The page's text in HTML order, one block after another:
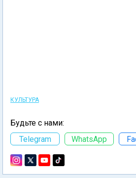
КУЛЬТУРА
Будьте с нами:
Telegram
WhatsApp